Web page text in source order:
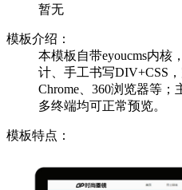
暂无
模板介绍：
本模板自带eyoucms内核
计、手工书写DIV+CSS
Chrome、360浏览器等；
多终端均可正常预览。
模板特点：